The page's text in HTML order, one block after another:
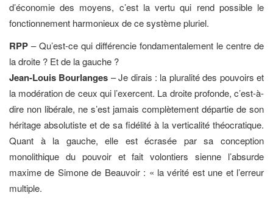
d’économie des moyens, c’est la vertu qui rend possible le
fonctionnement harmonieux de ce système pluriel.
RPP – Qu’est-ce qui différencie fondamentalement le centre de
la droite ? Et de la gauche ?
Jean-Louis Bourlanges – Je dirais : la pluralité des pouvoirs et
la modération de ceux qui l’exercent. La droite profonde, c’est-à-
dire non libérale, ne s’est jamais complètement départie de son
héritage absolutiste et de sa fidélité à la verticalité théocratique.
Quant à la gauche, elle est écrasée par sa conception
monolithique du pouvoir et fait volontiers sienne l’absurde
maxime de Simone de Beauvoir : « la vérité est une et l’erreur
multiple.